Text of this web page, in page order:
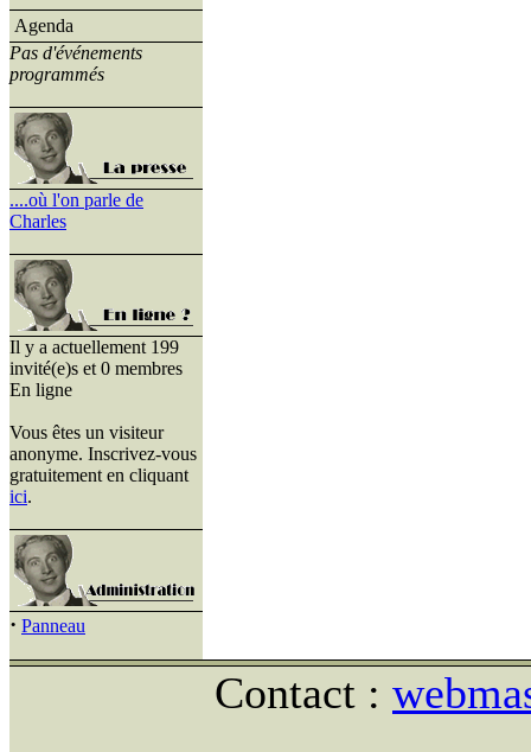
Agenda
Pas d'événements
programmés
....où l'on parle de
Charles
Il y a actuellement 199
invité(e)s et 0 membres
En ligne
Vous êtes un visiteur
anonyme. Inscrivez-vous
gratuitement en cliquant
ici.
· Panneau
Contact :